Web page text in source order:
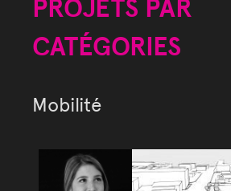
PROJETS PAR
CATÉGORIES
Mobilité